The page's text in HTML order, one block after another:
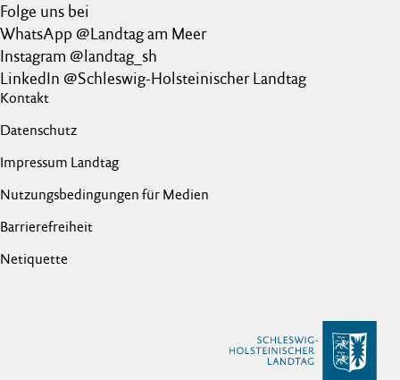
Folge uns bei
WhatsApp @Landtag am Meer
Instagram @landtag_sh
LinkedIn @Schleswig-Holsteinischer Landtag
Kontakt
Datenschutz
Impressum Landtag
Nutzungsbedingungen für Medien
Barrierefreiheit
Netiquette